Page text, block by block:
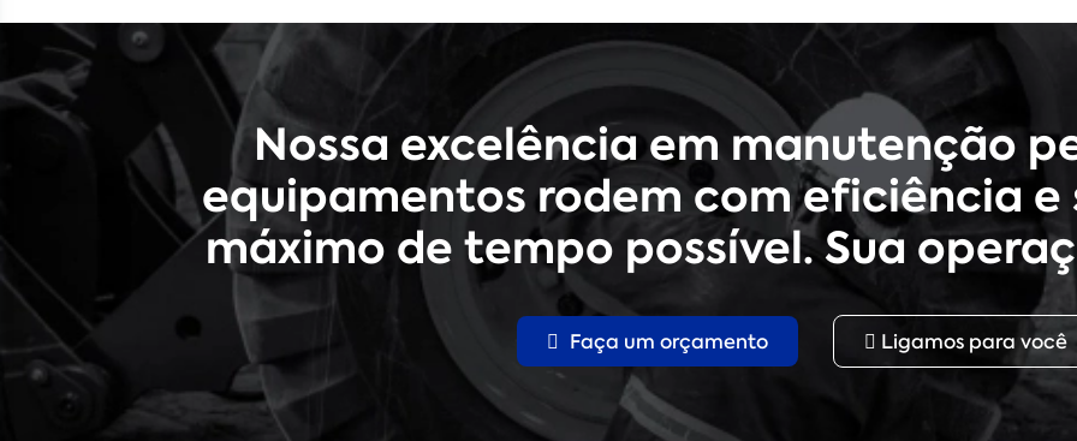
Nossa excelência em manutenção
equipamentos rodem com eficiência e
máximo de tempo possível. Sua
Faça um orçamento Ligamos para você